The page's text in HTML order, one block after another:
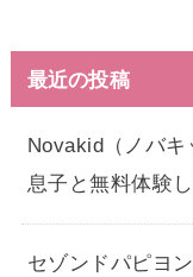
最近の投稿
Novakid（ノバ
息子と無料体験
セゾンドパピヨ